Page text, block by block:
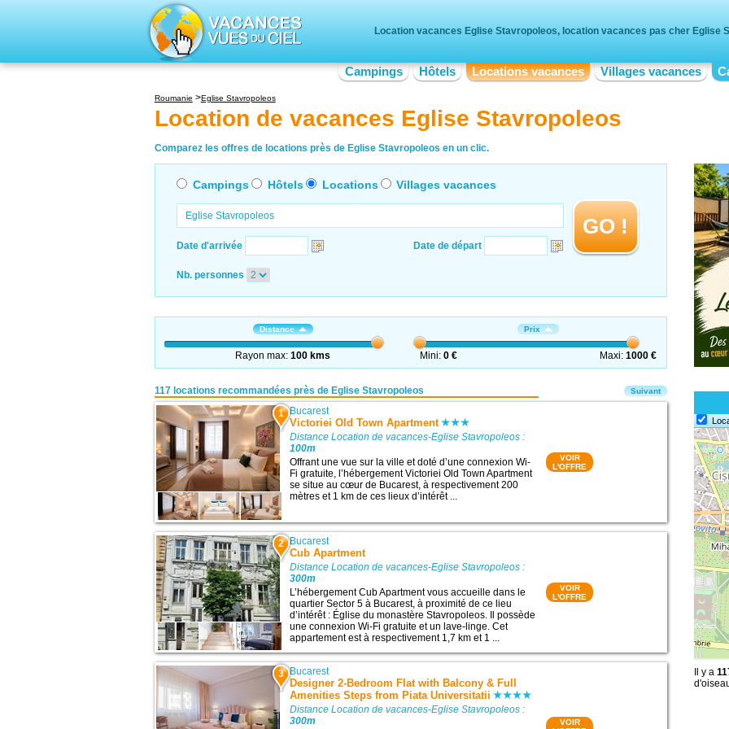
Location vacances Eglise Stavropoleos, location vacances pas cher Eglise
Campings Hôtels Locations vacances Villages vacances
Roumanie Eglise Stavropoleos
Location de vacances Eglise Stavropoleos
Comparez les offres de locations près de Eglise Stavropoleos en un clic.
Campings Hôtels Locations Villages vacances
Date d'arrivée Date de départ
GO !
Nb. personnes
Distance
Rayon max:100 kms
Prix
Mini: 0 € Maxi:1000 €
117 locations recommandées près de Eglise Stavropoleos
1 Bucarest
Victoriei Old Town Apartment
Distance Location de vacances-Eglise Stavropoleos :
100m
Offrant une vue sur la ville et doté d’une connexion Wi-
Fi gratuite, l’hébergement Victoriei Old Town Apartment
se situe au cœur de Bucarest, à respectivement 200
mètres et 1 km de ces lieux d’intérêt ...
VOIR
L'OFFRE
2 Bucarest
Cub Apartment
Distance Location de vacances-Eglise Stavropoleos :
300m
L’hébergement Cub Apartment vous accueille dans le
quartier Sector 5 à Bucarest, à proximité de ce lieu
d’intérêt : Église du monastère Stavropoleos. Il possède
une connexion Wi-Fi gratuite et un lave-linge. Cet
appartement est à respectivement 1,7 km et 1 ...
VOIR
L'OFFRE
3 Bucarest
Designer 2-Bedroom Flat with Balcony & Full
Amenities Steps from Piata Universitatii
Distance Location de vacances-Eglise Stavropoleos :
300m
VOIR
Suivant
Il y a